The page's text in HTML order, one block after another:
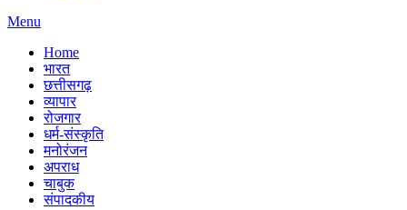
Menu
Home
भारत
छत्तीसगढ़
व्यापार
रोजगार
धर्म-संस्कृति
मनोरंजन
अपराध
चाबुक
संपादकीय